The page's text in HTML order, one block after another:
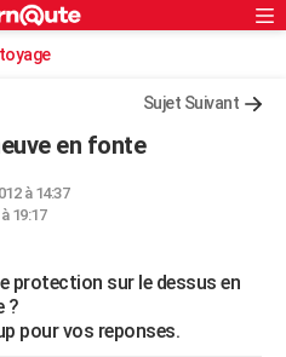
Sujet Suivant
en fonte
à 14:37
19:17
protection sur le dessus en
?
pour vos reponses.